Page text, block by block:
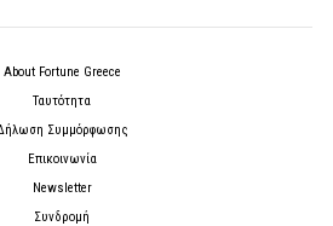
About Fortune Greece
Ταυτότητα
Συμμόρφωσης
Επικοινωνία
Newsletter
Συνδρομή